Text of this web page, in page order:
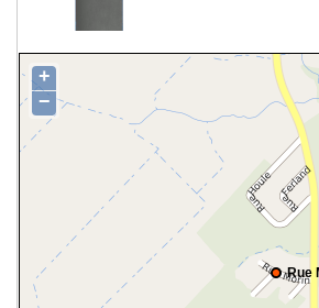
Rue
+
−